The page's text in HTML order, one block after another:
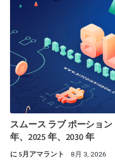
スムース ラブ ポーション
年、2025 年、2030 年
に5月アマラント 8月 3, 2026